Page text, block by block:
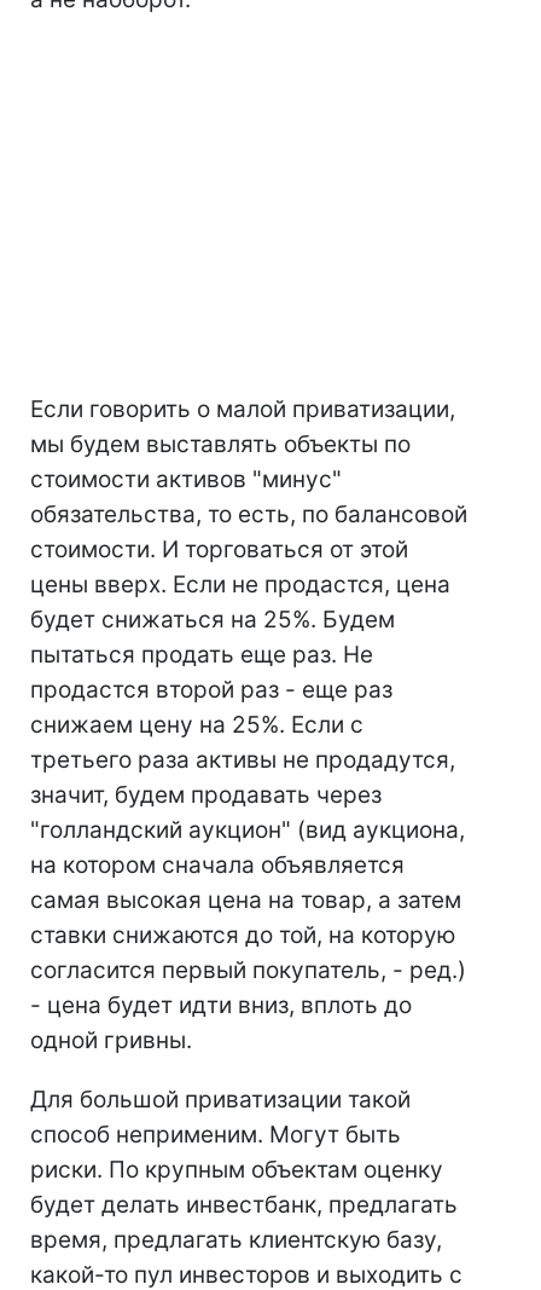
Если говорить о малой приватизации,
мы будем выставлять объекты по
стоимости активов "минус"
обязательства, то есть, по балансовой
стоимости. И торговаться от этой
цены вверх. Если не продастся, цена
будет снижаться на 25%. Будем
пытаться продать еще раз. Не
продастся второй раз - еще раз
снижаем цену на 25%. Если с
третьего раза активы не продадутся,
значит, будем продавать через
"голландский аукцион" (вид аукциона,
на котором сначала объявляется
самая высокая цена на товар, а затем
ставки снижаются до той, на которую
согласится первый покупатель, - ред.)
- цена будет идти вниз, вплоть до
одной гривны.
Для большой приватизации такой
способ неприменим. Могут быть
риски. По крупным объектам оценку
будет делать инвестбанк, предлагать
время, предлагать клиентскую базу,
какой-то пул инвесторов и выходить с